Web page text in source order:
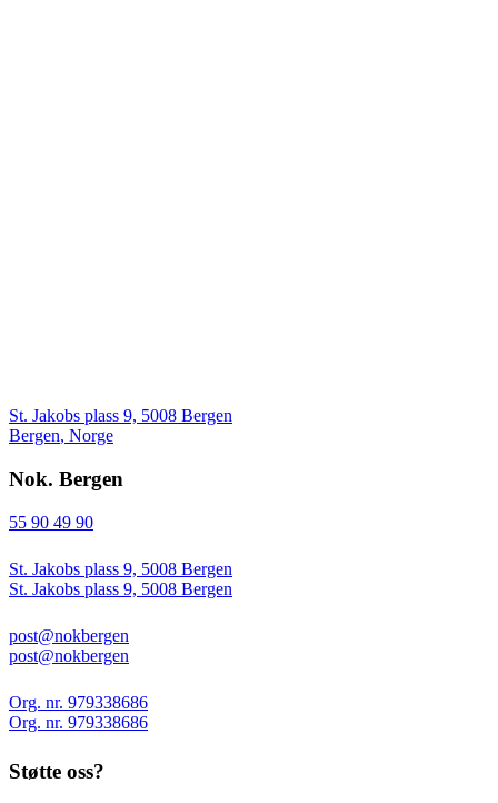
St. Jakobs plass 9, 5008 Bergen
Bergen, Norge
Nok. Bergen
55 90 49 90
St. Jakobs plass 9, 5008 Bergen
St. Jakobs plass 9, 5008 Bergen
post@nokbergen
post@nokbergen
Org. nr. 979338686
Org. nr. 979338686
Støtte oss?